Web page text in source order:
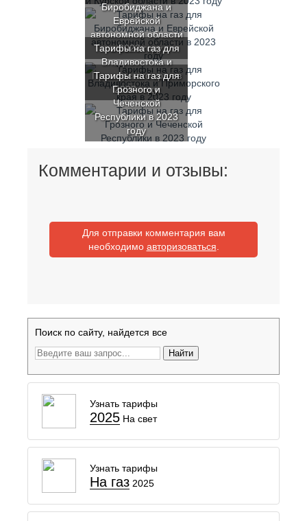
Биробиджана и
Еврейской
автономной области
в 2023 году
Тарифы на газ для
Владивостока и
Приморского края в
2023 году
Тарифы на газ для
Грозного и
Чеченской
Республики в 2023
году
Комментарии и отзывы:
Для отправки комментария вам
необходимо авторизоваться
Поиск по сайту, найдется все
Найти
Узнать тарифы
2025 На свет
Узнать тарифы
На газ 2025